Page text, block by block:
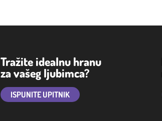
Tražite idealnu hranu
za vašeg ljubimca?
ISPUNITE UPITNIK